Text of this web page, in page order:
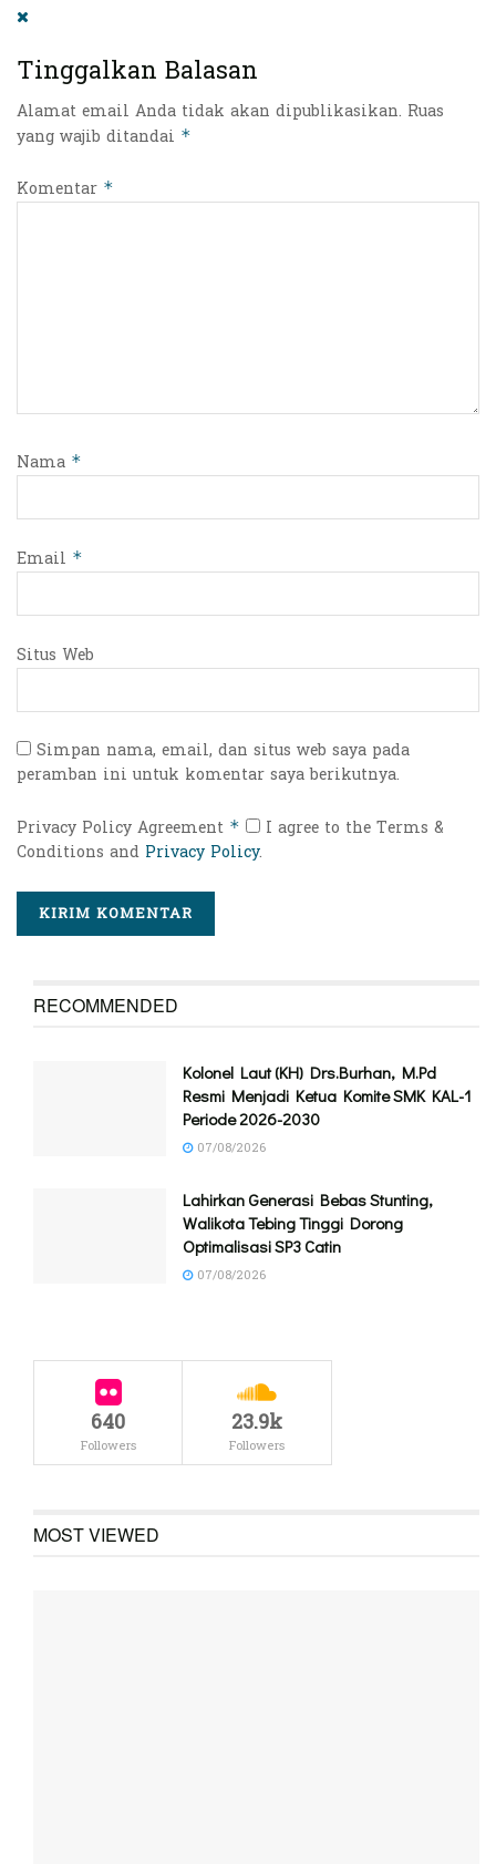
Tinggalkan Balasan
Alamat email Anda tidak akan dipublikasikan. Ruas
yang wajib ditandai *
Komentar *
Nama *
Email *
Situs Web
Simpan nama, email, dan situs web saya pada
peramban ini untuk komentar saya berikutnya.
Privacy Policy Agreement *
I agree to the Terms &
Conditions and Privacy Policy.
RECOMMENDED
Kolonel Laut (KH) Drs.Burhan, M.Pd
Resmi Menjadi Ketua Komite SMK KAL-1
Periode 2026-2030
07/08/2026
Lahirkan Generasi Bebas Stunting,
Walikota Tebing Tinggi Dorong
Optimalisasi SP3 Catin
07/08/2026
640
Followers
23.9k
Followers
MOST VIEWED